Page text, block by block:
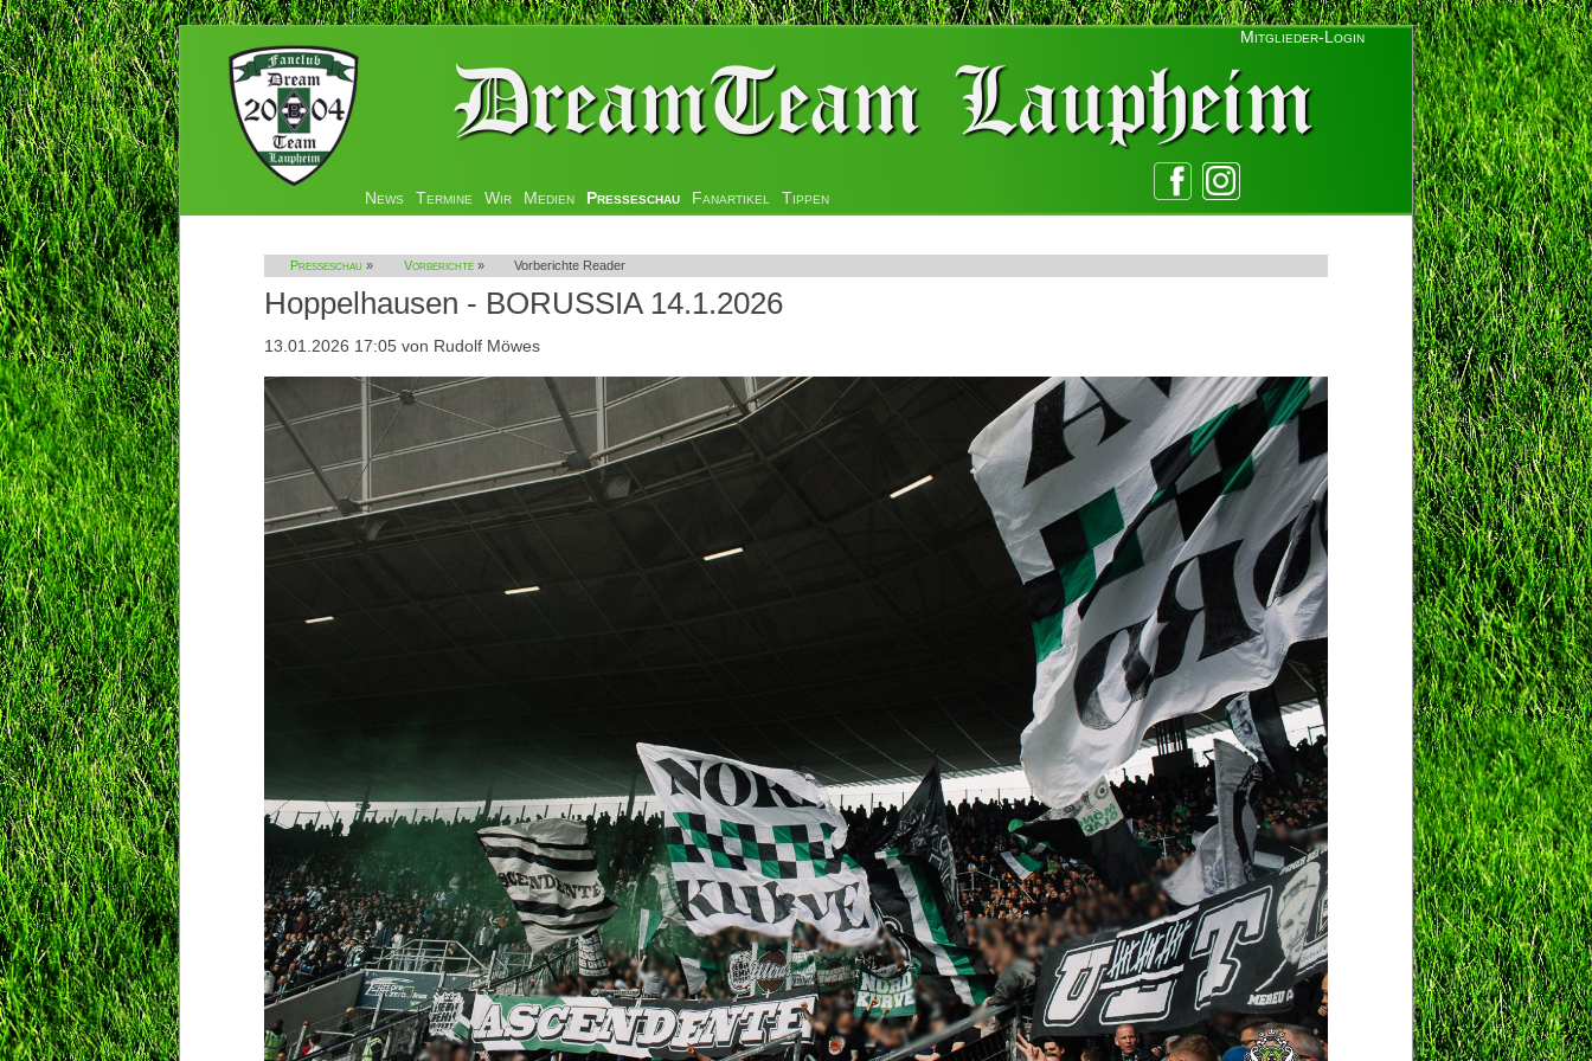
Mitglieder-Login
Navigation
News Termine Wir Medien Presseschau Fanartikel Tippen
Presseschau » Vorberichte» Vorberichte Reader
Hoppelhausen - BORUSSIA 14.1.2026
13.01.2026 17:05 von Rudolf Möwes